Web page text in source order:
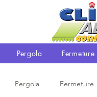
Pergola Fermeture
Pergola Fermeture